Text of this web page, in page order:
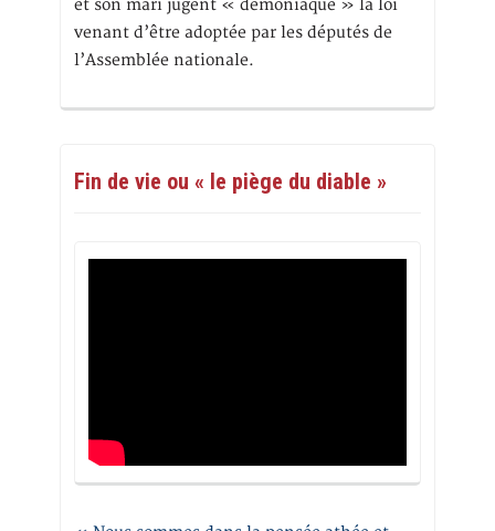
et son mari jugent « démoniaque » la loi
venant d’être adoptée par les députés de
l’Assemblée nationale.
Fin de vie ou « le piège du diable »